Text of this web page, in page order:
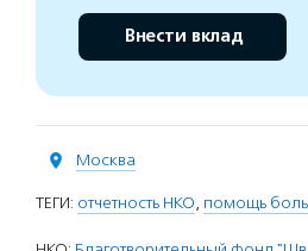
Внести вклад
Москва
ТЕГИ: отчетность НКО, помощь